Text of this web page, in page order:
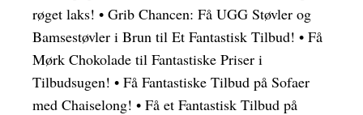
røget laks! • Grib Chancen: Få UGG Støvler og
Bamsestøvler i Brun til Et Fantastisk Tilbud! • Få
Mørk Chokolade til Fantastiske Priser i
Tilbudsugen! • Få Fantastiske Tilbud på Sofaer
med Chaiselong! • Få et Fantastisk Tilbud på